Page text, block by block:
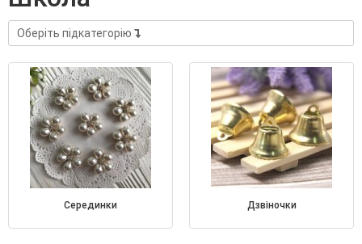
Оберіть підкатегорію
серединки дзвіночки